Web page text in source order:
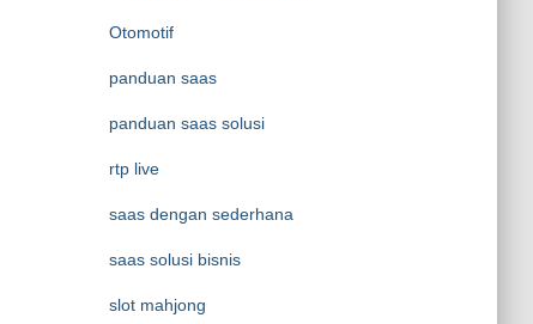
Otomotif
panduan saas
panduan saas solusi
rtp live
saas dengan sederhana
saas solusi bisnis
slot mahjong